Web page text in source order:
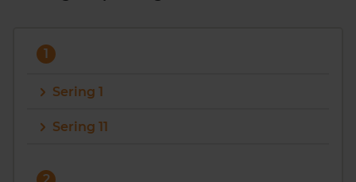
1
Sering 1
Sering 11